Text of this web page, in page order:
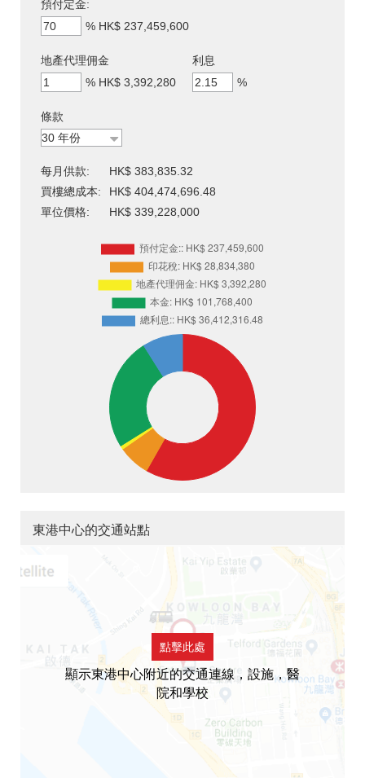
預付定金:
% HK$ 237,459,600
地產代理佣金
% HK$ 3,392,280
利息
%
條款
每月供款:
HK$ 383,835.32
買樓總成本:
HK$ 404,474,696.48
單位價格:
HK$ 339,228,000
東港中心的交通站點
點擊此處
顯示東港中心附近的交通連線，設施，醫
院和學校